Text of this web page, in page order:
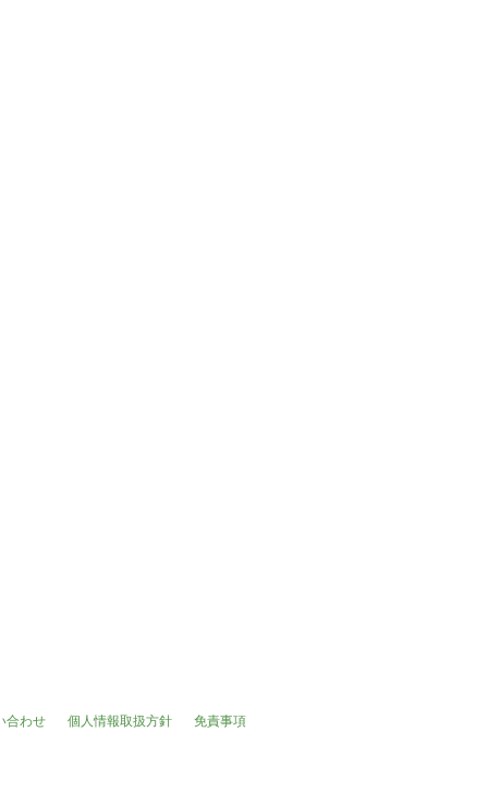
合わせ 個人情報取扱方針 免責事項